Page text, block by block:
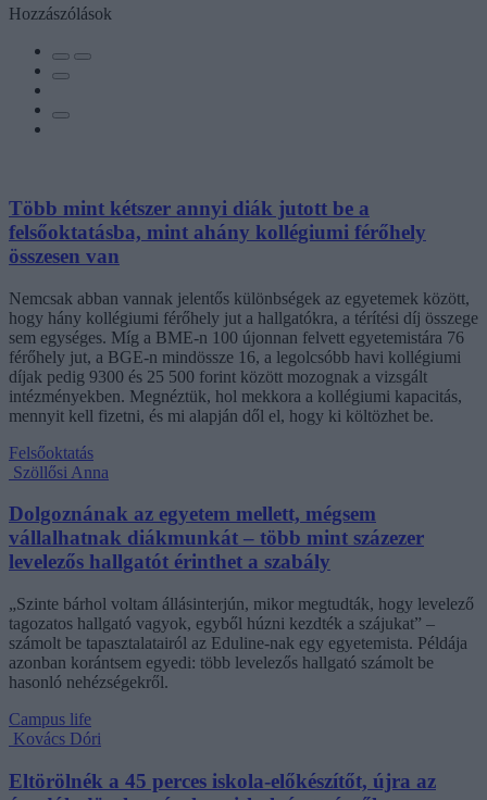
Hozzászólások
Több mint kétszer annyi diák jutott be a
felsőoktatásba, mint ahány kollégiumi férőhely
összesen van
Nemcsak abban vannak jelentős különbségek az egyetemek között,
hogy hány kollégiumi férőhely jut a hallgatókra, a térítési díj összege
sem egységes. Míg a BME-n 100 újonnan felvett egyetemistára 76
férőhely jut, a BGE-n mindössze 16, a legolcsóbb havi kollégiumi
díjak pedig 9300 és 25 500 forint között mozognak a vizsgált
intézményekben. Megnéztük, hol mekkora a kollégiumi kapacitás,
mennyit kell fizetni, és mi alapján dől el, hogy ki költözhet be.
Felsőoktatás
Szöllősi Anna
Dolgoznának az egyetem mellett, mégsem
vállalhatnak diákmunkát – több mint százezer
levelezős hallgatót érinthet a szabály
„Szinte bárhol voltam állásinterjún, mikor megtudták, hogy levelező
tagozatos hallgató vagyok, egyből húzni kezdték a szájukat” –
számolt be tapasztalatairól az Eduline-nak egy egyetemista. Példája
azonban korántsem egyedi: több levelezős hallgató számolt be
hasonló nehézségekről.
Campus life
Kovács Dóri
Eltörölnék a 45 perces iskola-előkészítőt, újra az